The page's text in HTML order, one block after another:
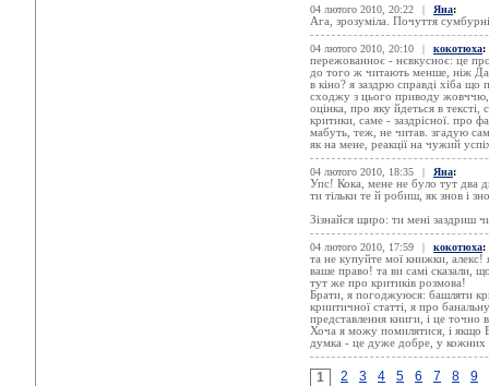
04 лютого 2010, 20:22 | Яна:
Ага, зрозуміла. Почуття
04 лютого 2010, 20:10 | кокотюха:
пережованноє - нєвкусноє: це
до того ж читають менше, ніж
в кіно? я заздрю справді хіба що
сходжу з цього приводу жовччю,
оцінка, про яку йдеться в
критики, саме - заздрісної. про
мабуть, теж, не читав. згадую
як на мене, реакції на чужий
04 лютого 2010, 18:35 | Яна:
Упс! Кока, мене не було тут два
ти тільки те й робиш, як знов і
Зізнайся щиро: ти мені заздриш
04 лютого 2010, 17:59 | кокотюха:
та не купуйте мої книжки,
ваше право! та ви самі сказали,
тут же про критиків розмова!
Брати, я погоджуюся: башляти
криитичної статті, я про
представлення книги, і це точно
Хоча я можу помилятися, і якщо
думка - це дуже добре, у кожних
1 2 3 4 5 6 7 8 9